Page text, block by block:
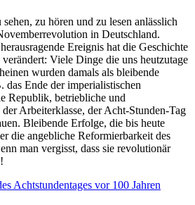
zu hören und zu lesen anlässlich
in Deutschland.
Ereignis hat die Geschichte
Viele Dinge die uns heutzutage
wurden damals als bleibende
Ende der imperialistischen
Republik, betriebliche und
Arbeiterklasse, der Acht-Stunden-Tag
Bleibende Erfolge, die bis heute
die angebliche Reformierbarkeit des
man vergisst, dass sie revolutionär
Achtstundentages vor 100 Jahren